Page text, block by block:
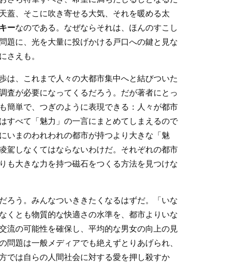
、そこに吹き寄せる大気、それを暖める太
ーなのである。なぜならそれは、ほんのすこし
題に、光を大量に投げかける戸口への鍵と見な
さえも。
、これまで人々の大都市集中へと結びついた
査が必要になってくるだろう。だが著者にとっ
簡単で、つぎのように表現できる：人々が都市
すべて「魅力」の一言にまとめてしまえるので
いまのわれわれの都市が持つより大きな「魅
駕しなくてはならないわけだ。それぞれの都市
も大きな力を持つ磁石をつくる方法を見つけな
ろう。みんなついききたくなるはずだ。「いな
とも物質的な快適さの水準を、都市よりいな
流の可能性を確保し、平均的な男女の向上の見
題は一般メディアでも絶えずとりあげられ、
では自らの人間社会に対する愛を押し殺すか